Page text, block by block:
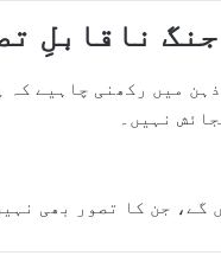
ناقابلِ
میں رکھنی چاہیے
نہیں۔
گے، جن کا تصور بھی